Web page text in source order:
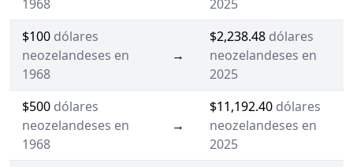
1968
2025
$100 dólares
neozelandeses en
1968
→
$2,238.48 dólares
neozelandeses en
2025
$500 dólares
neozelandeses en
1968
→
$11,192.40 dólares
neozelandeses en
2025